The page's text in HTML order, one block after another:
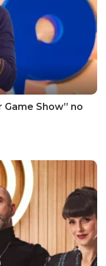
Game Show” no